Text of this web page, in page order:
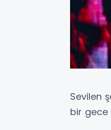
Sevilen
bir gece